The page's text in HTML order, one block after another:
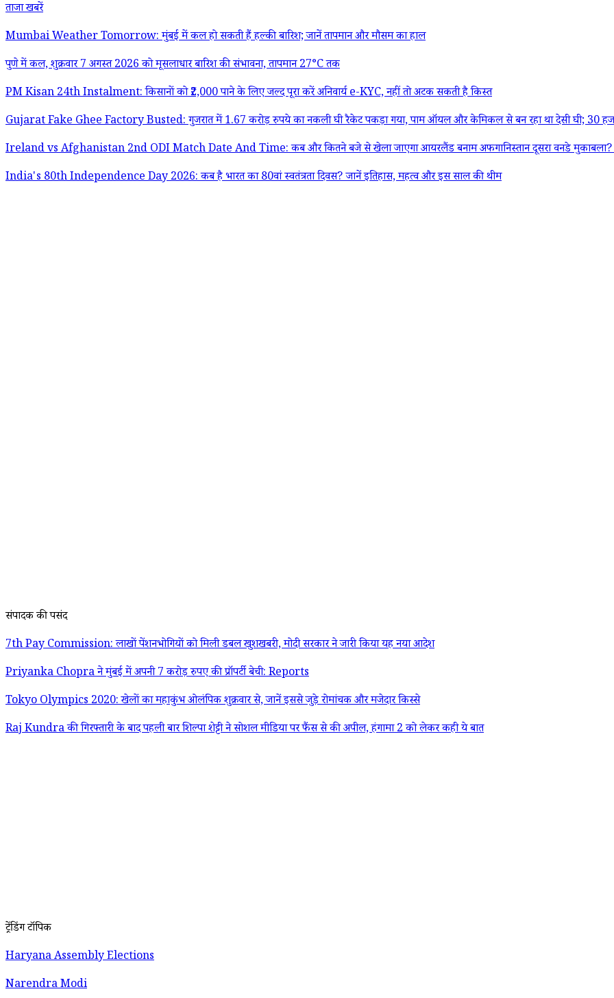
ताजा खबरें
Mumbai Weather Tomorrow: मुंबई में कल हो सकती हैं हल्की बारिश; जानें तापमान और मौसम का हाल
पुणे में कल, शुक्रवार 7 अगस्त 2026 को मूसलाधार बारिश की संभावना, तापमान 27°C तक
PM Kisan 24th Instalment: किसानों को ₹2,000 पाने के लिए जल्द पूरा करें अनिवार्य e-KYC, नहीं तो अटक सकती है किस्त
Gujarat Fake Ghee Factory Busted: गुजरात में 1.67 करोड़ रुपये का नकली घी रैकेट पकड़ा गया, पाम ऑयल और केमिकल से बन रहा था देसी घी; 30
Ireland vs Afghanistan 2nd ODI Match Date And Time: कब और कितने बजे से खेला जाएगा आयरलैंड बनाम अफगानिस्तान दूसरा वनडे मुकाबला?
India's 80th Independence Day 2026: कब है भारत का 80वां स्वतंत्रता दिवस? जानें इतिहास, महत्व और इस साल की थीम
संपादक की पसंद
7th Pay Commission: लाखों पेंशनभोगियों को मिली डबल खुशखबरी, मोदी सरकार ने जारी किया यह नया आदेश
Priyanka Chopra ने मुंबई में अपनी 7 करोड़ रुपए की प्रॉपर्टी बेची: Reports
Tokyo Olympics 2020: खेलों का महाकुंभ ओलंपिक शुक्रवार से, जानें इससे जुड़े रोमांचक और मजेदार किस्से
Raj Kundra की गिरफ्तारी के बाद पहली बार शिल्पा शेट्टी ने सोशल मीडिया पर फैंस से की अपील, हंगामा 2 को लेकर कही ये बात
ट्रेंडिंग टॉपिक
Haryana Assembly Elections
Narendra Modi